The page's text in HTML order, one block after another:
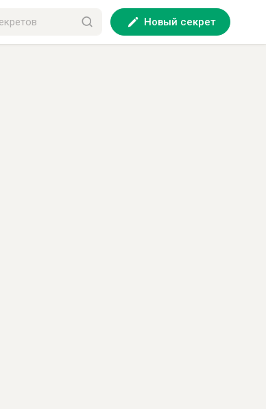
Новый секрет